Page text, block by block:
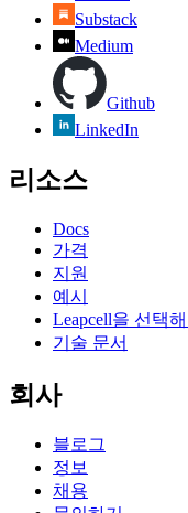
Substack
Medium
Github
LinkedIn
리소스
Docs
가격
지원
예시
Leapcell을 선택
기술 문서
회사
블로그
정보
채용